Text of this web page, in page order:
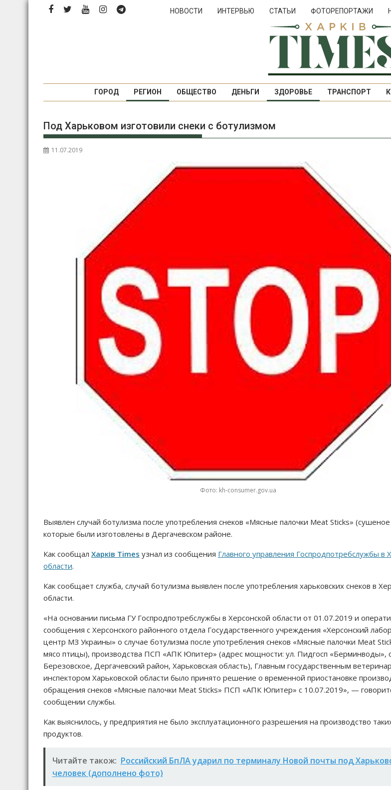
Перейти
НОВОСТИ ИНТЕРВЬЮ СТАТЬИ ФОТОРЕПОРТАЖИ
ГОРОД РЕГИОН ОБЩЕСТВО ДЕНЬГИ ЗДОРОВЬЕ ТРАНСПОРТ
Под Харьковом изготовили снеки с ботулизмом
11.07.2019
Фото: kh-consumer.gov.ua
Выявлен случай ботулизма после употребления снеков «Мясные палочки Meat Sticks»
которые были изготовлены в Дергачевском районе.
Как сообщал Харків Times узнал из сообщения Главного управления Госпродпотребслужбы в
области.
Как сообщает служба, случай ботулизма выявлен после употребления харьковских снеков в
области.
«На основании письма ГУ Госпродпотребслужбы в Херсонской области от 01.07.2019 и
сообщения с Херсонского районного отдела Государственного учреждения «Херсонский
центр МЗ Украины» о случае ботулизма после употребления снеков «Мясные палочки Meat
мясо птицы), производства ПСП «АПК Юпитер» (адрес мощности: ул. Пидгосп «Берминводы»,
Березовское, Дергачевский район, Харьковская область), Главным государственным
инспектором Харьковской области было принято решение о временной приостановке
обращения снеков «Мясные палочки Meat Sticks» ПСП «АПК Юпитер» с 10.07.2019», —
сообщении службы.
Как выяснилось, у предприятия не было эксплуатационного разрешения на производство
продуктов.
Читайте також: Российский БпЛА ударил по терминалу Новой почты под
человек (дополнено фото)